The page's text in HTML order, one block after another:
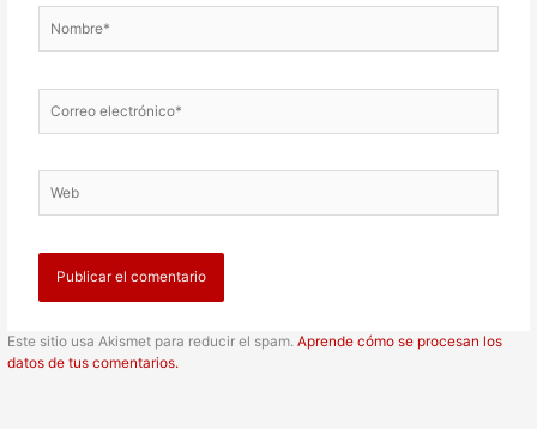
electrónico*
Este sitio usa Akismet para reducir el spam.Aprende cómo se procesan los
datos de tus comentarios.